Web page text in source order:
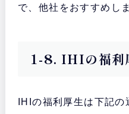
で、他社をおすすめし
1-8. IHIの福利
IHIの福利厚生は下記